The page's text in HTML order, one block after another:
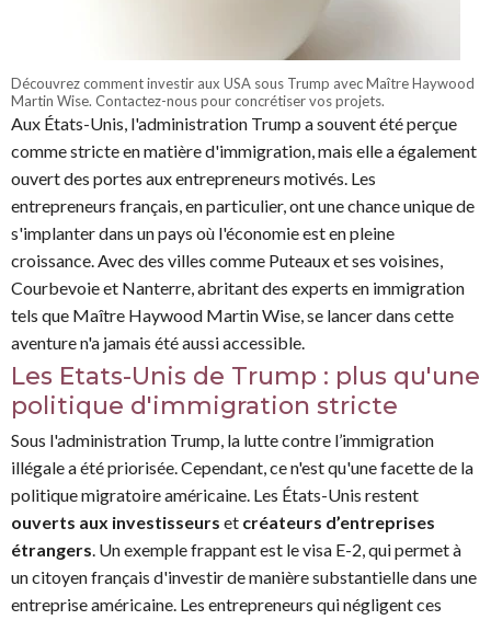
Découvrez comment investir aux USA sous Trump avec Maître Haywood
Martin Wise. Contactez-nous pour concrétiser vos projets.
Aux États-Unis, l'administration Trump a souvent été perçue
comme stricte en matière d'immigration, mais elle a également
ouvert des portes aux entrepreneurs motivés. Les
entrepreneurs français, en particulier, ont une chance unique de
s'implanter dans un pays où l'économie est en pleine
croissance. Avec des villes comme Puteaux et ses voisines,
Courbevoie et Nanterre, abritant des experts en immigration
tels que Maître Haywood Martin Wise, se lancer dans cette
aventure n'a jamais été aussi accessible.
Les Etats-Unis de Trump : plus qu'une
politique d'immigration stricte
Sous l'administration Trump, la lutte contre l’immigration
illégale a été priorisée. Cependant, ce n'est qu'une facette de la
politique migratoire américaine. Les États-Unis restent
ouverts aux investisseurs et créateurs d’entreprises
étrangers. Un exemple frappant est le visa E-2, qui permet à
un citoyen français d'investir de manière substantielle dans une
entreprise américaine. Les entrepreneurs qui négligent ces